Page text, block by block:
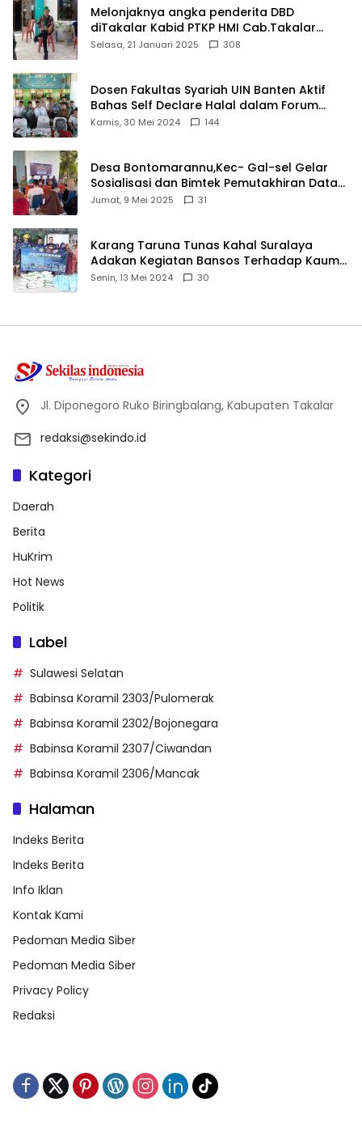
Melonjaknya angka penderita DBD
diTakalar Kabid PTKP HMI Cab.Takalar
angkat bicara
Selasa, 21 Januari 2025 308
Dosen Fakultas Syariah UIN Banten Aktif
Bahas Self Declare Halal dalam Forum
Ijtima Ulama MUI
Kamis, 30 Mei 2024 144
Desa Bontomarannu,Kec- Gal-sel Gelar
Sosialisasi dan Bimtek Pemutakhiran Data
ID
Jumat, 9 Mei 2025 31
Karang Taruna Tunas Kahal Suralaya
Adakan Kegiatan Bansos Terhadap Kaum
Dhuafa dan Anak Yatim-Piatu
Senin, 13 Mei 2024 30
Jl. Diponegoro Ruko Biringbalang, Kabupaten Takalar
redaksi@sekindo.id
Kategori
Daerah
Berita
HuKrim
Hot News
Politik
Label
Sulawesi Selatan
Babinsa Koramil 2303/Pulomerak
Babinsa Koramil 2302/Bojonegara
Babinsa Koramil 2307/Ciwandan
Babinsa Koramil 2306/Mancak
Halaman
Indeks Berita
Indeks Berita
Info Iklan
Kontak Kami
Pedoman Media Siber
Pedoman Media Siber
Privacy Policy
Redaksi